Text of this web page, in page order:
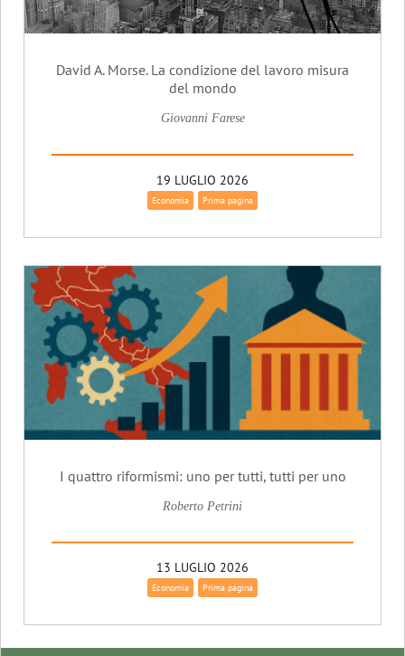
David A. Morse. La condizione del lavoro misura
del mondo
Giovanni Farese
19 LUGLIO 2026
Economia Prima pagina
I quattro riformismi: uno per tutti, tutti per uno
Roberto Petrini
13 LUGLIO 2026
Economia Prima pagina